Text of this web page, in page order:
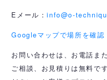
Eメール：info@o-
Googleマップで場所を確認
お問い合わせは、お電話ま
ご相談、お見積りは無料で